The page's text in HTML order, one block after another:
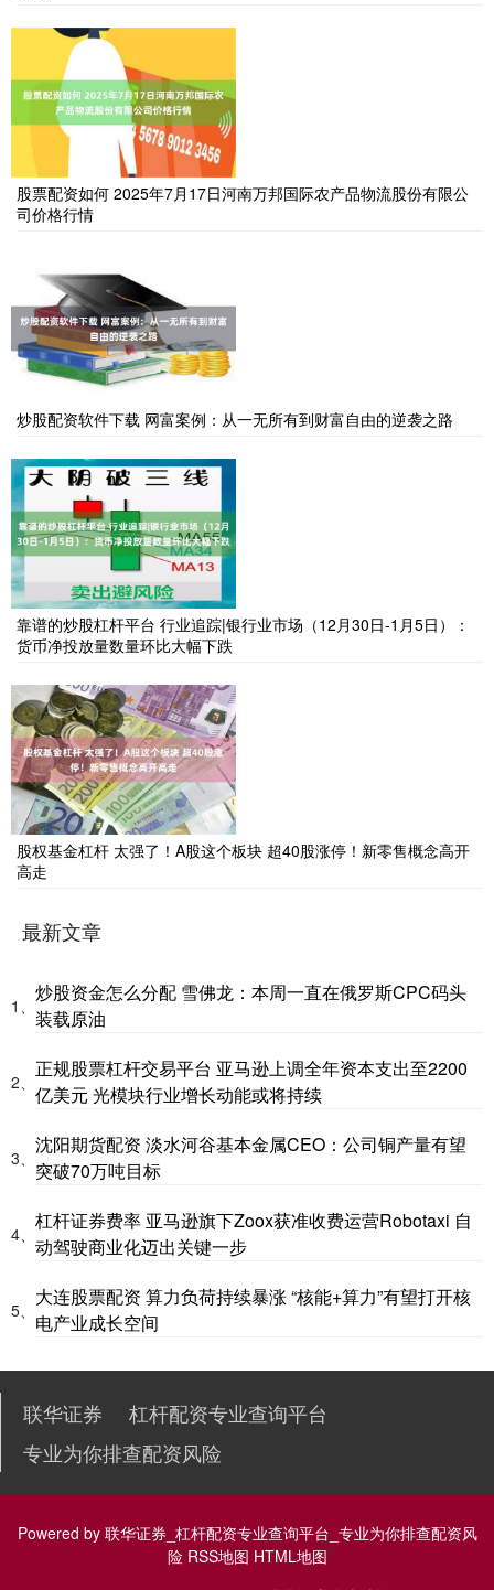
股票配资如何 2025年7月17日河南万邦国际农产品物流股份有限公
司价格行情
炒股配资软件下载 网富案例：从一无所有到财富自由的逆袭之路
靠谱的炒股杠杆平台 行业追踪|银行业市场（12月30日-1月5日）：
货币净投放量数量环比大幅下跌
股权基金杠杆 太强了！A股这个板块 超40股涨停！新零售概念高开
高走
最新文章
1、
炒股资金怎么分配 雪佛龙：本周一直在俄罗斯CPC码头
装载原油
2、
正规股票杠杆交易平台 亚马逊上调全年资本支出至2200
亿美元 光模块行业增长动能或将持续
3、
沈阳期货配资 淡水河谷基本金属CEO：公司铜产量有望
突破70万吨目标
4、
杠杆证券费率 亚马逊旗下Zoox获准收费运营Robotaxi 自
动驾驶商业化迈出关键一步
5、
大连股票配资 算力负荷持续暴涨 “核能+算力”有望打开核
电产业成长空间
联华证券
杠杆配资专业查询平台
专业为你排查配资风险
Powered by 联华证券_杠杆配资专业查询平台_专业为你排查配资风
险 RSS地图 HTML地图